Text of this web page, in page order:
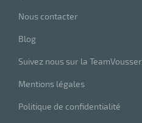
Nous contacter
Blog
Suivez nous sur la
Mentions légales
Politique de confidentialité